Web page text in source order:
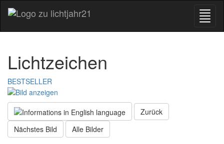
Lichtzeichen
BESTSELLER
Zurück
Nächstes Bild
Alle Bilder